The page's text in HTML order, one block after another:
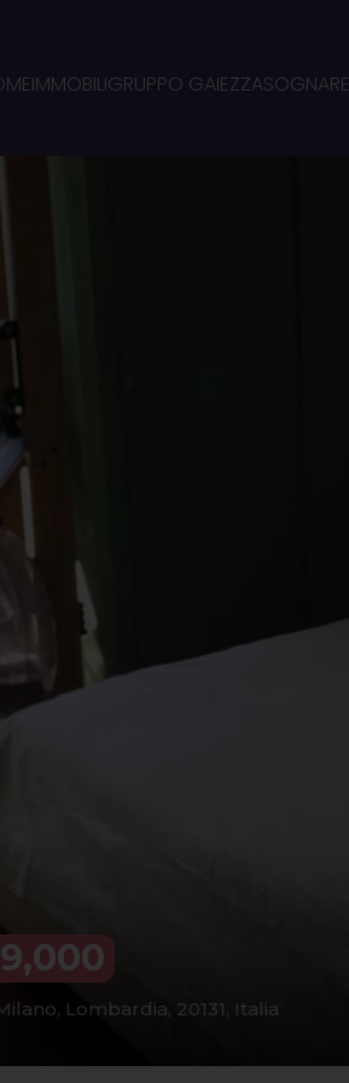
IMMOBILIGRUPPO GAIEZZASOGNARE
Lombardia, 20131, Italia